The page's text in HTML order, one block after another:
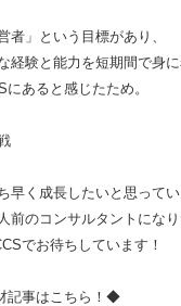
（C
e
e
r
e
r）
者」という目標があり、
能力を短期間で身に着
と感じたため。
早く成長したいと思ってい
サルタントになりた
ちしています！
記事はこちら！◆